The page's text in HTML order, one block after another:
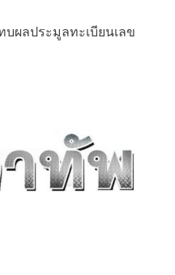
บผลประมูลทะเบียนเลข